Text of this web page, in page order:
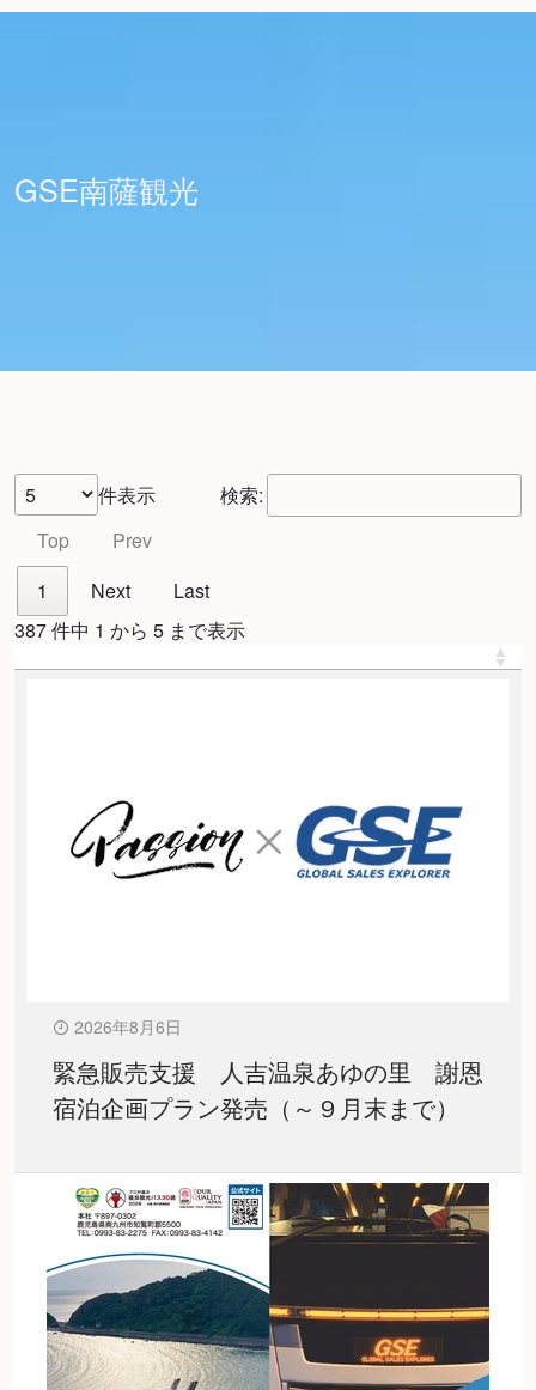
GSE南薩観光
件表示
検索:
Top
Prev
1
Next
Last
387 件中 1 から 5 まで表示
2026年8月6日
緊急販売支援 人吉温泉あゆの里 謝恩
宿泊企画プラン発売（～９月末まで）